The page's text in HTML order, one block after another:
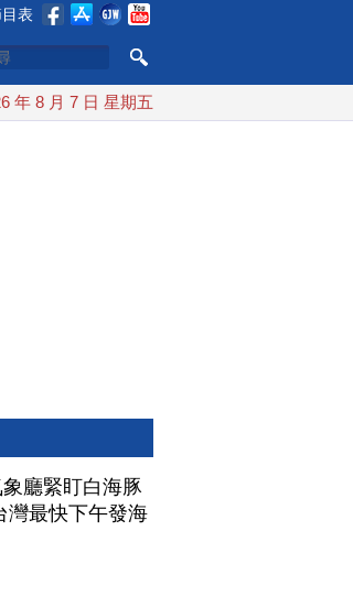
表
10日登陸浙江
年 8 月 7 日 星期五
象廳緊盯白海豚
灣最快下午發海